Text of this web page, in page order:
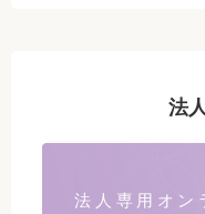
法
法人専用オン